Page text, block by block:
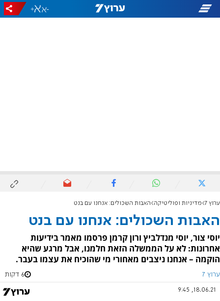
-
+
ערוץ 7 מדיניות ופוליטיקה האבות השכולים: אנחנו עם בנט
האבות השכולים: אנחנו עם בנט
יוסי צור, יוסי מנדלביץ ורון קרמן פרסמו מאמר בידיעות
אחרונות: לא על הממשלה הזאת חלמנו, אבל מרגע שהיא
הוקמה – אנחנו ניצבים מאחורי מי שהוכיח את עצמו בעבר.
ערוץ 7 6 דקות
18.06.21, 9:45